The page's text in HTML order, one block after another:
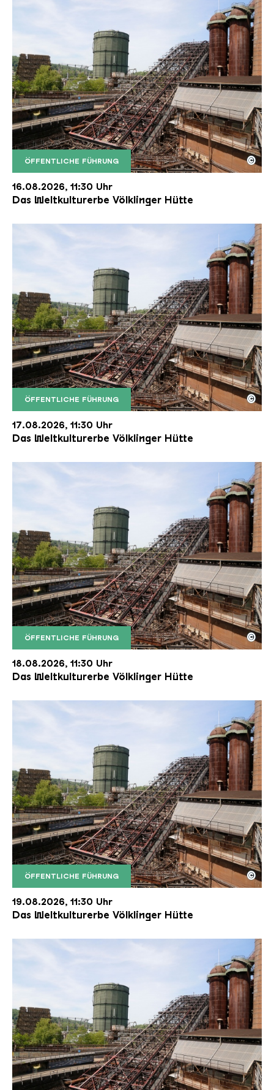
ÖFFENTLICHE FÜHRUNG
Der Erzschrägaufzug der Völklinger Hütte mit
Copyright: Weltkulturerbe Völklinger Hütte | Karl
©
16.08.2026, 11:30 Uhr
Das Weltkulturerbe Völklinger Hütte
ÖFFENTLICHE FÜHRUNG
Der Erzschrägaufzug der Völklinger Hütte mit
Copyright: Weltkulturerbe Völklinger Hütte | Karl
©
17.08.2026, 11:30 Uhr
Das Weltkulturerbe Völklinger Hütte
ÖFFENTLICHE FÜHRUNG
Der Erzschrägaufzug der Völklinger Hütte mit
Copyright: Weltkulturerbe Völklinger Hütte | Karl
©
18.08.2026, 11:30 Uhr
Das Weltkulturerbe Völklinger Hütte
ÖFFENTLICHE FÜHRUNG
Der Erzschrägaufzug der Völklinger Hütte mit
Copyright: Weltkulturerbe Völklinger Hütte | Karl
©
19.08.2026, 11:30 Uhr
Das Weltkulturerbe Völklinger Hütte